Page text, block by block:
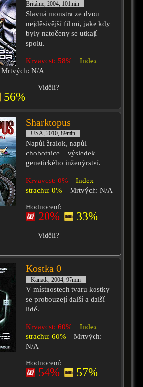
Británie, 2004, 101min
Slavná monstra ze dvou
nejděsivější filmů, jaké kdy
byly natočeny se utkají
spolu.
Krvavost: 58%
Index
Mrtvých: N/A
56%
Viděli?
Sharktopus
USA, 2010, 89min
Napůl žralok, napůl
chobotnice... výsledek
genetického inženýrství.
Krvavost: 0%
Index
strachu: 0%
Mrtvých: N/A
Hodnocení:
20% 33%
Viděli?
Kostka 0
Kanada, 2004, 97min
V místnostech tvaru kostky
se probouzejí další a další
lidé.
Krvavost: 60%
Index
strachu: 60%
Mrtvých:
N/A
Hodnocení:
54% 57%